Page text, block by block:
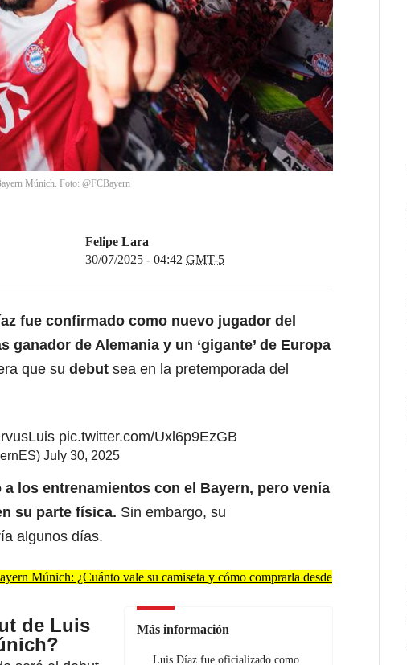
Múnich. Foto: @FCBayern
Felipe Lara
30/07/2025 - 04:42 GMT-5
fue confirmado como nuevo jugador del
ganador de Alemania y un ‘gigante’ de Europa
que su debut sea en la pretemporada del
pic.twitter.com/Uxl6p9EzGB
July 30, 2025
los entrenamientos con el Bayern, pero venía
su parte física. Sin embargo, su
algunos días.
Múnich: ¿Cuánto vale su camiseta y cómo comprarla desde
Más información
Luis Díaz fue oficializado como
de Luis